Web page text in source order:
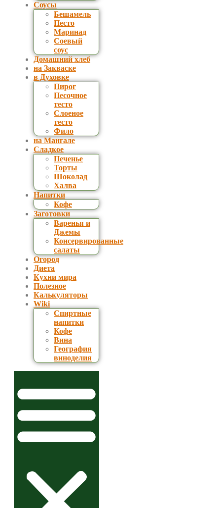
Соусы
Бешамель
Песто
Маринад
Соевый
соус
Домашний хлеб
на Закваске
в Духовке
Пирог
Песочное
тесто
Слоеное
тесто
Фило
на Мангале
Сладкое
Печенье
Торты
Шоколад
Халва
Напитки
Кофе
Заготовки
Варенья и
Джемы
Консервированные
салаты
Огород
Диета
Кухни мира
Полезное
Калькуляторы
Wiki
Спиртные
напитки
Кофе
Вина
География
виноделия